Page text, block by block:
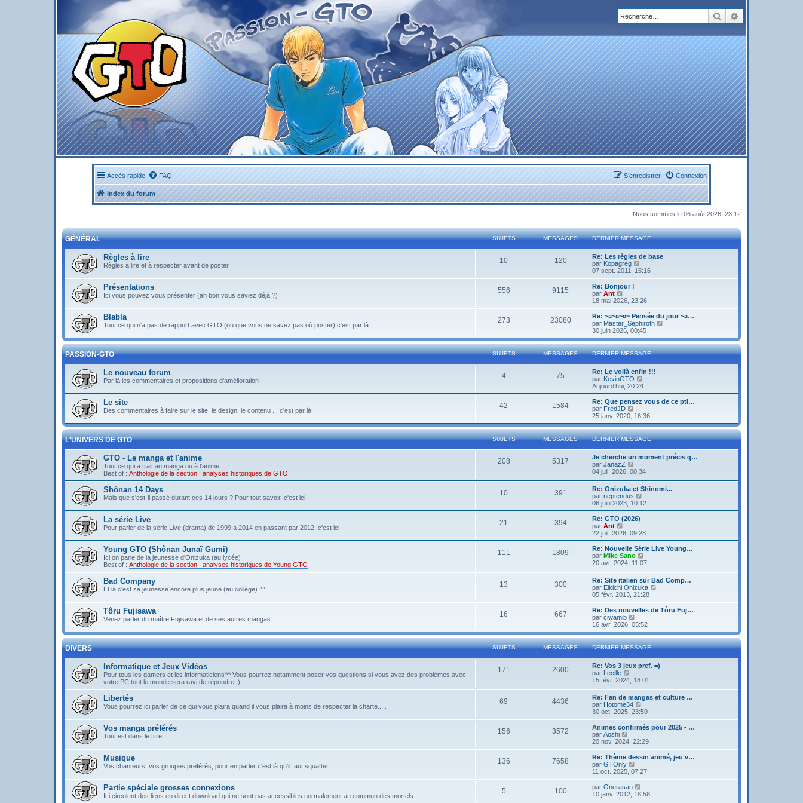
Rechercher
Accès rapide FAQ Connexion
S’enregistrer
Index du forum
Nous sommes le 06 août 2026, 23:12
GÉNÉRAL SUJETS MESSAGES DERNIER MESSAGE
Règles à lire
Règles à lire et à respecter avant de poster
10 120
Re: Les règles de base
par Kopagreg
o
i
e
r
n
i
e
r
m
e
s
s
a
g
e
07 sept. 2011, 15:16
Présentations
Ici vous pouvez vous présenter (ah bon vous saviez déjà ?)
556 9115
Re: Bonjour !
par Ant
o
i
r
l
e
e
r
n
i
e
r
m
e
s
s
a
g
e
18 mai 2026, 23:26
Blabla
Tout ce qui n'a pas de rapport avec GTO (ou que vous ne savez pas où poster) c'est par là
273 23080
Re: ~¤~¤~¤~ Pensée du jour ~¤…
par Master_Sephiroth
i
r
l
d
i
e
e
s
s
g
e
30 juin 2026, 00:45
PASSION-GTO SUJETS MESSAGES DERNIER MESSAGE
Le nouveau forum
Par là les commentaires et propositions d'amélioration
4 75
Re: Le voilà enfin !!!
par KevinGTO
o
i
r
e
e
r
n
i
e
m
s
s
a
g
Aujourd’hui, 20:24
Le site
Des commentaires à faire sur le site, le design, le contenu ... c'est par là
42 1584
Re: Que pensez vous de ce pti…
par FredJD
o
i
r
l
d
e
n
i
e
r
m
s
s
a
g
25 janv. 2020, 16:36
L'UNIVERS DE GTO SUJETS MESSAGES DERNIER MESSAGE
GTO - Le manga et l'anime
Tout ce qui a trait au manga ou à l'anime
Best of : Anthologie de la section : analyses historiques de GTO
208 5317
Je cherche un moment précis q…
par JanazZ
o
l
e
d
e
r
i
e
r
m
e
s
s
a
g
04 juil. 2026, 00:34
Shônan 14 Days
Mais que s'est-il passé durant ces 14 jours ? Pour tout savoir, c'est ici !
10 391
Re: Onizuka et Shinomi...
par neptendus
o
i
e
e
r
n
i
e
r
m
e
s
s
g
e
06 juin 2023, 10:12
La série Live
Pour parler de la série Live (drama) de 1999 à 2014 en passant par 2012, c'est ici
21 394
Re: GTO (2026)
par Ant
o
i
r
l
e
e
r
n
i
e
r
m
e
s
s
a
22 juil. 2026, 09:28
Young GTO (Shônan Junaï Gumi)
Ici on parle de la jeunesse d'Onizuka (au lycée)
Best of : Anthologie de la section : analyses historiques de Young GTO
111 1809
Re: Nouvelle Série Live Young…
par Mike Sano
o
l
e
d
r
i
e
r
m
s
a
g
e
20 avr. 2024, 11:07
Bad Company
Et là c'est sa jeunesse encore plus jeune (au collège) ^^
13 300
Re: Site italien sur Bad Comp…
par Eikichi Onizuka
i
r
e
r
i
e
s
s
05 févr. 2013, 21:28
Tôru Fujisawa
Venez parler du maître Fujisawa et de ses autres mangas...
16 667
Re: Des nouvelles de Tôru Fuj…
par ciwamib
o
i
r
l
d
e
n
i
e
r
m
s
a
g
16 avr. 2026, 05:52
DIVERS SUJETS MESSAGES DERNIER MESSAGE
Informatique et Jeux Vidéos
Pour tous les gamers et les informaticiens^^ Vous pourrez notamment poser vos questions si vous avez des problèmes avec
votre PC tout le monde sera ravi de répondre :)
171 2600
Re: Vos 3 jeux pref. =)
par Lecille
l
e
d
e
r
i
e
r
m
e
s
s
a
15 févr. 2024, 18:01
Libertés
Vous pourrez ici parler de ce qui vous plaira quand il vous plaira à moins de respecter la charte.....
69 4436
Re: Fan de mangas et culture …
par Hotome34
o
i
r
e
e
r
n
i
m
30 oct. 2025, 23:59
Vos manga préférés
Tout est dans le titre
156 3572
Animes confirmés pour 2025 - …
par Aoshi
o
i
r
l
e
d
r
n
20 nov. 2024, 22:29
Musique
Vos chanteurs, vos groupes préférés, pour en parler c'est là qu'il faut squatter
136 7658
Re: Thème dessin animé, jeu v…
par GTOnly
o
i
r
l
11 oct. 2025, 07:27
Partie spéciale grosses connexions
Ici circulent des liens en direct download qui ne sont pas accessibles normalement au commun des mortels...
5 100 par Onerasan
o
10 janv. 2012, 18:58